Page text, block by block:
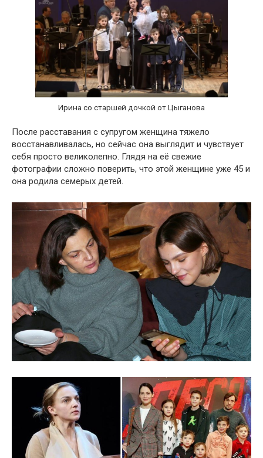
Ирина со старшей дочкой от Цыганова
После расставания с супругом женщина тяжело
восстанавливалась, но сейчас она выглядит и чувствует
себя просто великолепно. Глядя на её свежие
фотографии сложно поверить, что этой женщине уже 45 и
она родила семерых детей.